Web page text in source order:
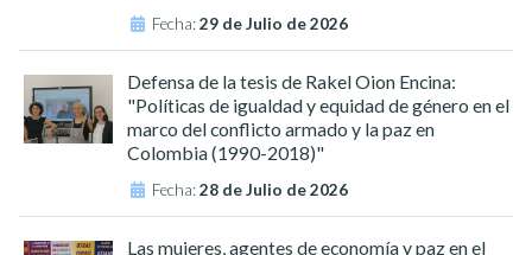
Fecha:29 de Julio de 2026
Defensa de la tesis de Rakel Oion Encina:
"Políticas de igualdad y equidad de género en el
marco del conflicto armado y la paz en
Colombia (1990-2018)"
Fecha:28 de Julio de 2026
Las mujeres, agentes de economía y paz en el